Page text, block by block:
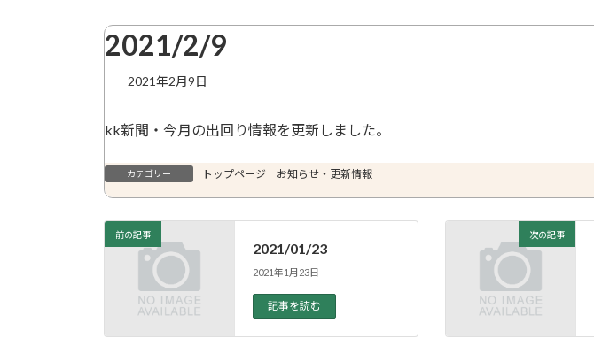
2021/2/9
2021年2月9日
kk新聞・今月の出回り情報を更新しました。
カテゴリー トップページ お知らせ・更新情報
前の記事
2021/01/23
2021年1月23日
記事を読む
次の記事